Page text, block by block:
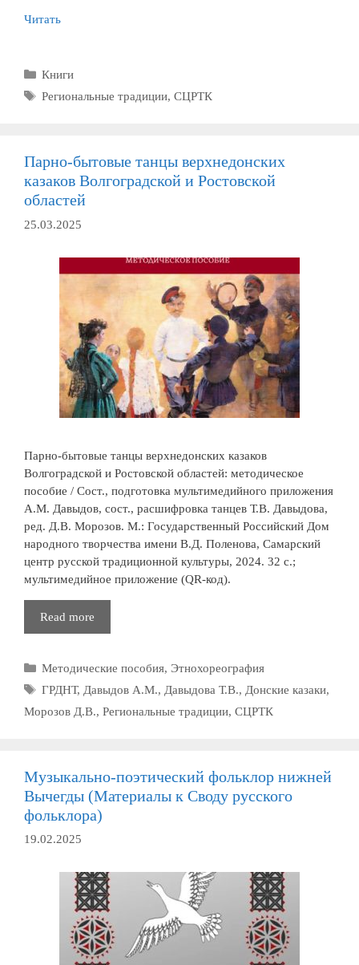
Читать
Рубрики
Книги
Метки
Региональные традиции, СЦРТК
Парно-бытовые танцы верхнедонских
казаков Волгоградской и Ростовской
областей
25.03.2025
Парно-бытовые танцы верхнедонских казаков
Волгоградской и Ростовской областей: методическое
пособие / Сост., подготовка мультимедийного приложения
А.М. Давыдов, сост., расшифровка танцев Т.В. Давыдова,
ред. Д.В. Морозов. М.: Государственный Российский Дом
народного творчества имени В.Д. Поленова, Самарский
центр русской традиционной культуры, 2024. 32 с.;
мультимедийное приложение (QR-код).
Read more
бытовые
верхнедонских
казаков
и
Рубрики
Методические пособия, Этнохореография
Метки
ГРДНТ, Давыдов А.М., Давыдова Т.В., Донские казаки,
Морозов Д.В., Региональные традиции, СЦРТК
Музыкально-поэтический фольклор нижней
Вычегды (Материалы к Своду русского
фольклора)
19.02.2025